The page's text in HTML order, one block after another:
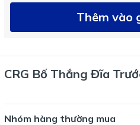
Thêm vào
CRG Bố Thắng Đĩa
Nhóm hàng thường mua